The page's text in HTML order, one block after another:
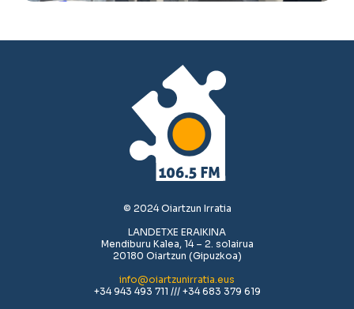
© 2024 Oiartzun Irratia
LANDETXE ERAIKINA
Mendiburu Kalea, 14 – 2. solairua
20180 Oiartzun (Gipuzkoa)
info@oiartzunirratia.eus
+34 943 493 711 /// +34 683 379 619